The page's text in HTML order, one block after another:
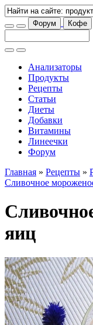
Форум Кофе
Анализаторы
Продукты
Рецепты
Статьи
Диеты
Добавки
Витамины
Линеечки
Форум
Главная » Рецепты »
Сливочное
яиц